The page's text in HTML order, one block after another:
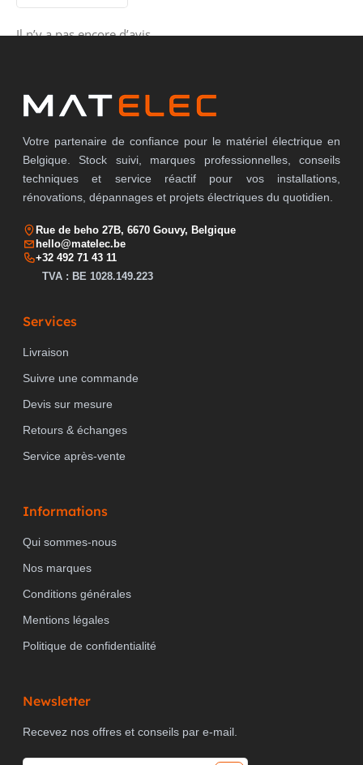
SIL CONFORMÉMENT À IEC 61508
ISO 13849-1
CLASSE DE PROTECTION (IP) IP20
PRODUCT CARBON
FOOTPRINT (CO2)
Il n’y a pas encore d’avis.
Votre partenaire de confiance pour le matériel électrique en
Belgique. Stock suivi, marques professionnelles, conseils
techniques et service réactif pour vos installations,
rénovations, dépannages et projets électriques du quotidien.
Rue de beho 27B, 6670 Gouvy, Belgique
hello@matelec.be
+32 492 71 43 11
TVA : BE 1028.149.223
Services
Livraison
Suivre une commande
Devis sur mesure
Retours & échanges
Service après-vente
Informations
Qui sommes-nous
Nos marques
Conditions générales
Mentions légales
Politique de confidentialité
Newsletter
Recevez nos offres et conseils par e-mail.